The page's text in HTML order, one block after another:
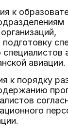
к
авиации.
к порядку